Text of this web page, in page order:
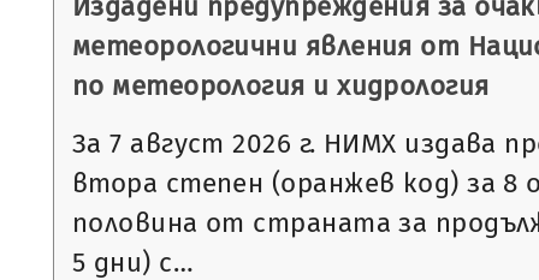
Издадени предупреждения за
метеорологични явления от
по метеорология и хидрология
За 7 август 2026 г. НИМХ издава
втора степен (оранжев код) за 8
половина от страната за
5 дни) с…